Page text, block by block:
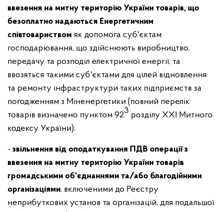
ввезення на митну територію України товарів, що
безоплатно надаються Енергетичним
співтовариством як допомога суб'єктам
господарювання, що здійснюють виробництво,
передачу та розподіл електричної енергії, та
ввозяться такими суб'єктами для цілей відновлення
та ремонту інфраструктури таких підприємств за
погодженням з Міненергетики (повний перелік
товарів визначено пунктом 923 розділу XXI Митного
кодексу України);
- звільнення від оподаткування ПДВ операції з
ввезення на митну територію України товарів
громадськими об'єднаннями та/або благодійними
організаціями, включеними до Реєстру
неприбуткових установ та організацій, для подальшої